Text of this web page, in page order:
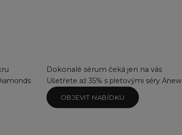
Dokonalé sérum čeká jen na vás
Ušetřete až 35% s pleťovými séry Anew
OBJEVIT NABÍDKU